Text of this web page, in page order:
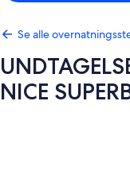
Se alle
NICE